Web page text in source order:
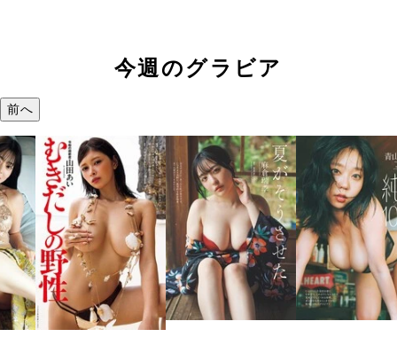
今週のグラビア
前へ
溝端 葵『もう
つの、あおい
で。』
2026年08月09日